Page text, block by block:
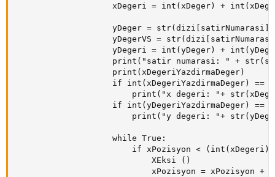
xDegeri = int(xDeger) +
yDeger =
yDegerVS =
yDegeri = int(yDeger) +
print("satir numarasi: " +
                    print(xDegeriYazdirmaDeger)
if int(xDegeriYazdirmaDeger) ==
print("x degeri: "+
if int(yDegeriYazdirmaDeger) ==
print("y degeri: "+
                    while True:
if xPozisyon <
                            XEksi ()
                            xPozisyon = xPozisyon + 1